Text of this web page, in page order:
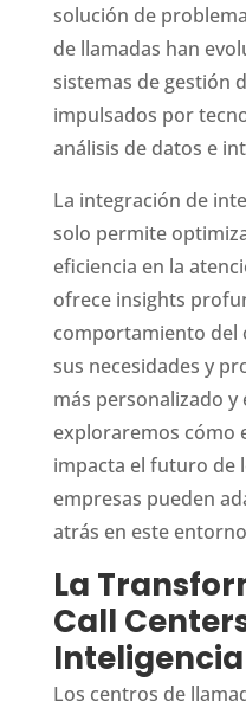
solución de
de llamadas han
sistemas de gestión
impulsados por
análisis de datos e
La integración de
solo permite
eficiencia en la
ofrece insights
comportamiento del
sus necesidades y
más personalizado y
exploraremos cómo
impacta el futuro de
empresas pueden
atrás en este
La
Call
Los centros de